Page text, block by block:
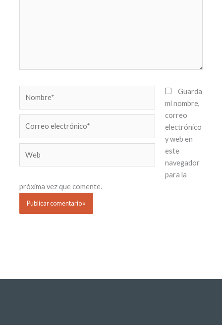
electrónico*
Guarda
mi nombre,
correo
electrónico
y web en
este
navegador
para la
próxima vez que comente.